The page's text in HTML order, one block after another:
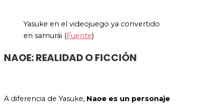
Yasuke en el videojuego ya convertido
en samurái (Fuente)
NAOE: REALIDAD O FICCIÓN
A diferencia de Yasuke, Naoe es un personaje